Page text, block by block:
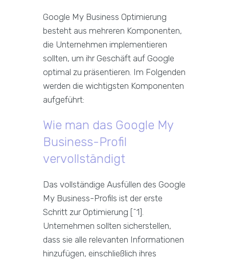
Google My Business Optimierung
besteht aus mehreren Komponenten,
die Unternehmen implementieren
sollten, um ihr Geschäft auf Google
optimal zu präsentieren. Im Folgenden
werden die wichtigsten Komponenten
aufgeführt:
Wie man das Google My
Business-Profil
vervollständigt
Das vollständige Ausfüllen des Google
My Business-Profils ist der erste
Schritt zur Optimierung [^1].
Unternehmen sollten sicherstellen,
dass sie alle relevanten Informationen
hinzufügen, einschließlich ihres